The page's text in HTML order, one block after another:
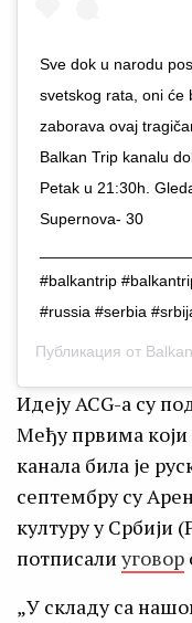
Sve dok u narodu
svetskog rata, oni će
zaborava ovaj
Balkan Trip kanalu
Petak u 21:30h.
Supernova- 30
#balkantrip
#russia #serbia
Публикация от
Идеју ACG-а су
Међу првима који
канала била је
септембру су
културу у Србији
потписалиуговор
„У складу са